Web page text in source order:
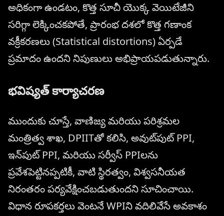
అధికంగా ఉండటం, కొత్త సూచీ యొక్క వెయిటేజీని
సరిగ్గా లెక్కించకపోతే, ప్రారంభ దశలో కొత్త గణాంక
వక్రీకరణలు (Statistical distortions) ఏర్పడే
ప్రమాదం ఉందని నిపుణులు అభిప్రాయపడుతున్నారు.
భవిష్యత్ కార్యాచరణ
ముందుకు చూస్తే, వాణిజ్య మరియు పరిశ్రమల
మంత్రిత్వ శాఖ, DPIITతో కలిసి, అవుట్‌పుట్ PPI,
ఇన్‌పుట్ PPI, మరియు సర్వీస్ PPIలను
ప్రవేశపెట్టినప్పటికీ, వాటి స్థిరత్వం, విశ్వసనీయత
నిరంతరం పర్యవేక్షించబడుతుందని సూచించాయి.
విధాన రూపకర్తలు వెంటనే WPIని వదిలివేసే అవకాశం